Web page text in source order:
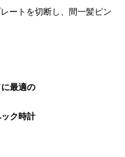
ートを切断し、間一髪ピン
最適の
ク時計